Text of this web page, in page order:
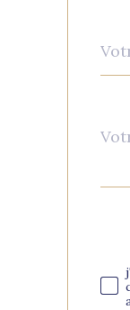
*
*